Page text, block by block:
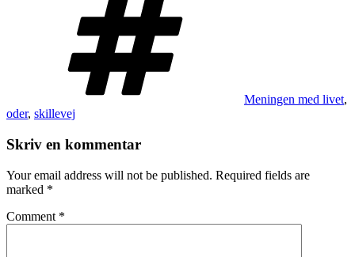
Meningen med livet,
oder, skillevej
Skriv en kommentar
Your email address will not be published. Required fields are
marked *
Comment *